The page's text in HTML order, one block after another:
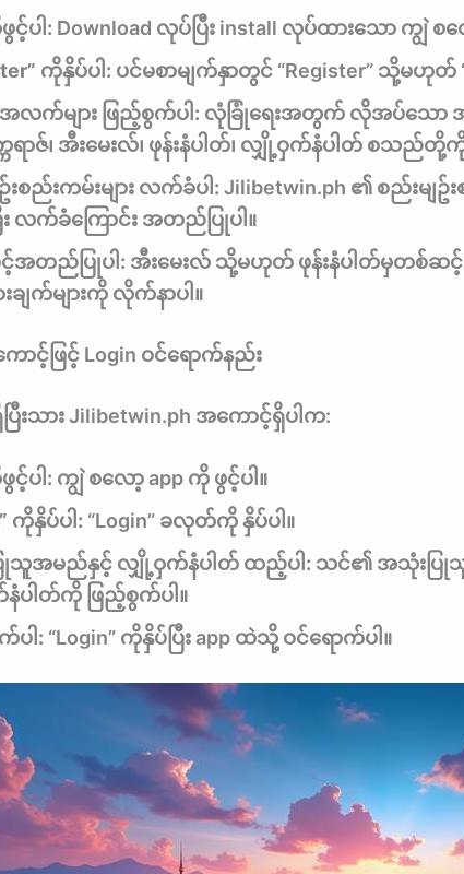
င့်ပါ: Download လုပ်ပြီး install လုပ်ထားသော ကျွဲ စလ
ကိုနှိပ်ပါ: ပင်မစာမျက်နှာတွင် “Register” သို့မဟုတ်
လက်များ ဖြည့်စွက်ပါ: လုံခြုံရေးအတွက် လိုအပ်သော
ရာဇ်၊ အီးမေးလ်၊ ဖုန်းနံပါတ်၊ လျှို့ဝှက်နံပါတ် စသည်တို့
းစည်းကမ်းများ လက်ခံပါ: Jilibetwin.ph ၏ စည်းမျဥ်း
လက်ခံကြောင်း အတည်ပြုပါ။
အတည်ပြုပါ: အီးမေးလ် သို့မဟုတ် ဖုန်းနံပါတ်မှတစ်
ချက်များကို လိုက်နာပါ။
င့်ဖြင့် Login ဝင်ရောက်နည်း
းသား Jilibetwin.ph အကောင့်ရှိပါက:
င့်ပါ: ကျွဲ စလော့ app ကို ဖွင့်ပါ။
ကိုနှိပ်ပါ: “Login” ခလုတ်ကို နှိပ်ပါ။
သူအမည်နှင့် လျှို့ဝှက်နံပါတ် ထည့်ပါ: သင်၏ အသုံးပြုသူ
ပါတ်ကို ဖြည့်စွက်ပါ။
ပါ: “Login” ကိုနှိပ်ပြီး app ထဲသို့ ဝင်ရောက်ပါ။